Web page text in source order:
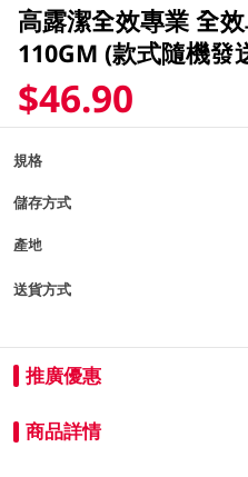
高露潔全效專業 全
110GM (款式隨機發
$46.90
規格
儲存方式
產地
送貨方式
推廣優惠
商品詳情